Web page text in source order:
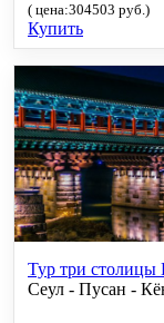
( цена:304503 руб.)
Купить
Тур три
Сеул - Пусан -